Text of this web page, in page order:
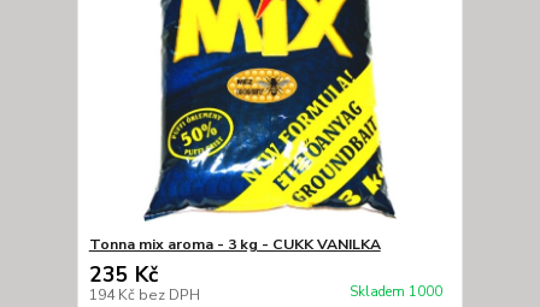
Tonna mix aroma - 3 kg - CUKK VANILKA
235 Kč
194 Kč bez DPH Skladem 1000